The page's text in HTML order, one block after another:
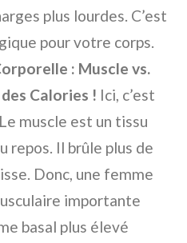
plus lourdes. C’est
pour votre corps.
: Muscle vs.
Calories ! Ici, c’est
muscle est un tissu
repos. Il brûle plus de
Donc, une femme
importante
basal plus élevé